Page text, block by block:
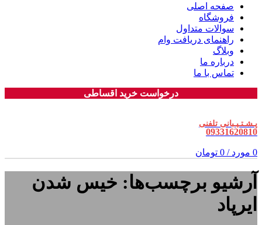
صفحه اصلی
فروشگاه
سوالات متداول
راهنمای دریافت وام
وبلاگ
درباره ما
تماس با ما
درخواست خرید اقساطی
پـشـتـیـبانی تلفنی
09331620810
0 مورد /
0 تومان
آرشیو برچسب‌ها: خیس شدن
ایرپاد